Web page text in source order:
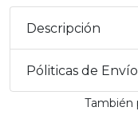
Descripción
Póliticas de Envío
También